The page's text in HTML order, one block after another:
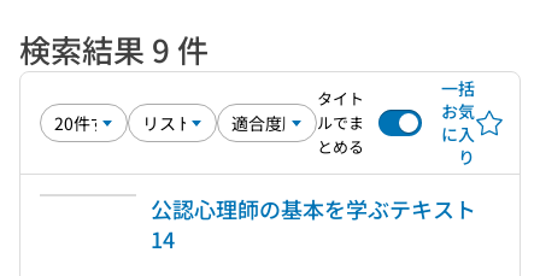
検索結果 9 件
タイト
ルでま
とめる
一括
お気
に入
り
公認心理師の基本を学ぶテキスト
14